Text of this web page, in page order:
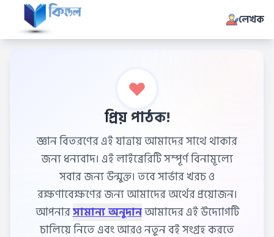
লেখক
প্রিয় পাঠক!
জ্ঞান বিতরণের এই যাত্রায় আমাদের সাথে থাকার
জন্য ধন্যবাদ। এই লাইব্রেরিটি সম্পূর্ণ বিনামূল্যে
সবার জন্য উন্মুক্ত। তবে সার্ভার খরচ ও
রক্ষণাবেক্ষণের জন্য আমাদের অর্থের প্রয়োজন।
আপনার
সামান্য অনুদানআমাদের এই উদ্যোগটি
চালিয়ে নিতে এবং আরও নতুন বই সংগ্রহ করতে